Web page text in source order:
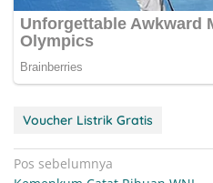
Voucher Listrik Gratis
Navigasi
Pos sebelumnya